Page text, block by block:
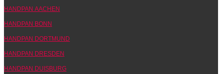
HANDPAN AACHEN
HANDPAN BONN
HANDPAN DORTMUND
HANDPAN DRESDEN
HANDPAN DUISBURG